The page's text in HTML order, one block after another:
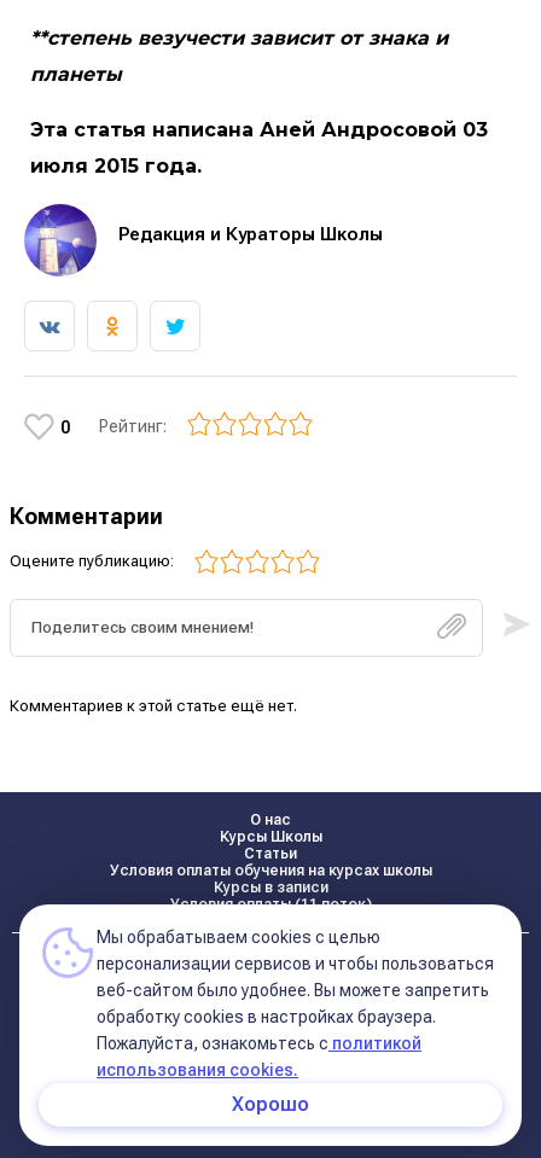
**степень везучести зависит от знака и
планеты
Эта статья написана Аней Андросовой 03
июля 2015 года.
Редакция и Кураторы Школы
0 Рейтинг:
Комментарии
Оцените публикацию:
Комментариев к этой статье ещё нет.
О нас
Курсы Школы
Статьи
Условия оплаты обучения на курсах школы
Курсы в записи
Условия оплаты (11 поток)
Реквизиты
Контакты
Политика конфиденциальности
Договор оферта (соглашение)
+7 495 681 02 96
11-ый Дом© 2026 Школа Астрологии
Катерины Дятловой 11-ый Дом
Мы обрабатываем cookies с целью
персонализации сервисов и чтобы пользоваться
веб-сайтом было удобнее. Вы можете запретить
обработку сookies в настройках браузера.
Пожалуйста, ознакомьтесь с политикой
использования cookies.
Хорошо